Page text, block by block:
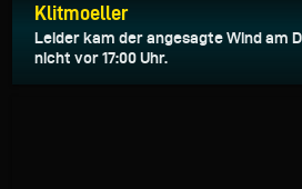
Klitmoeller
Leider kam der angesagte Wind am
nicht vor 17:00 Uhr.